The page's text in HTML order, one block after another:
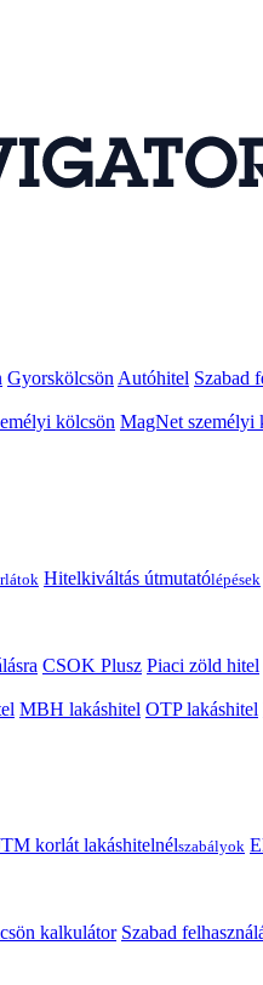
Gyorskölcsön Autóhitel Szabad
kölcsön MagNet személyi
Hitelkiváltás útmutatólépések
CSOK Plusz Piaci zöld hitel
MBH lakáshitel OTP lakáshitel
korlát lakáshitelnélszabályok
kalkulátor Szabad